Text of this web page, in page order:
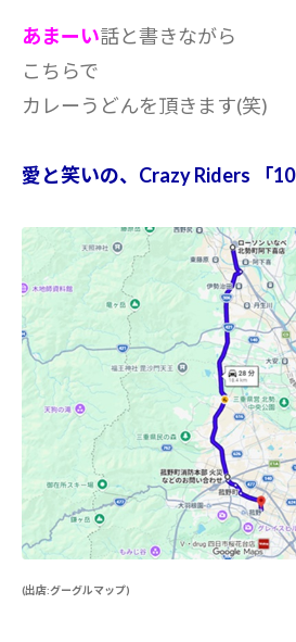
あまーい話と書きながら
こちらで
カレーうどんを頂きます(笑)
愛と笑いの、Crazy Riders 「
(出店:グーグルマップ)